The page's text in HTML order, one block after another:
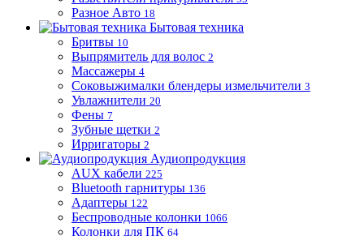
Разное Авто 18
Бытовая техника
Бритвы 10
Выпрямитель для волос 2
Массажеры 4
Соковыжималки блендеры измельчители 3
Увлажнители 20
Фены 7
Зубные щетки 2
Ирригаторы 2
Аудиопродукция
AUX кабели 225
Bluetooth гарнитуры 136
Адаптеры 122
Беспроводные колонки 1066
Колонки для ПК 64